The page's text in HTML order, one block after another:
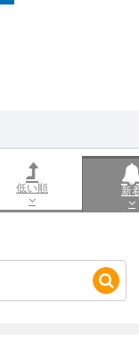
低い順 新